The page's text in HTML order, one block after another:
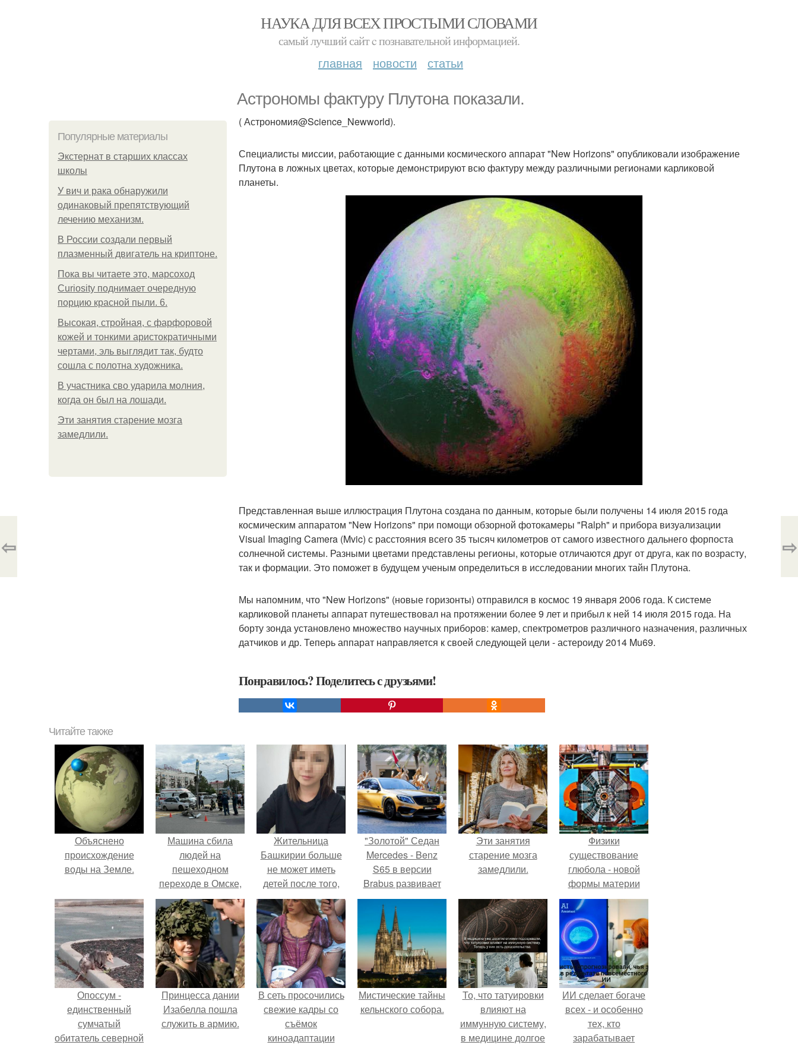
НАУКА ДЛЯ ВСЕХ ПРОСТЫМИ СЛОВАМИ
самый лучший сайт c познавательной информацией.
главная новости статьи
Астрономы фактуру Плутона показали.
Популярные материалы
Экстернат в старших классах
школы
У вич и рака обнаружили
одинаковый препятствующий
лечению механизм.
В России создали первый
плазменный двигатель на криптоне.
Пока вы читаете это, марсоход
Curiosity поднимает очередную
порцию красной пыли. 6.
Высокая, стройная, с фарфоровой
кожей и тонкими аристократичными
чертами, эль выглядит так, будто
сошла с полотна художника.
В участника сво ударила молния,
когда он был на лошади.
Эти занятия старение мозга
замедлили.
( Астрономия@Science_Newworld).
Специалисты миссии, работающие с данными космического аппарат "New Horizons" опубликовали изображение
Плутона в ложных цветах, которые демонстрируют всю фактуру между различными регионами карликовой
планеты.
Представленная выше иллюстрация Плутона создана по данным, которые были получены 14 июля 2015 года
космическим аппаратом "New Horizons" при помощи обзорной фотокамеры "Ralph" и прибора визуализации
Visual Imaging Camera (Mvic) с расстояния всего 35 тысяч километров от самого известного дальнего форпоста
солнечной системы. Разными цветами представлены регионы, которые отличаются друг от друга, как по возрасту,
так и формации. Это поможет в будущем ученым определиться в исследовании многих тайн Плутона.
Мы напомним, что "New Horizons" (новые горизонты) отправился в космос 19 января 2006 года. К системе
карликовой планеты аппарат путешествовал на протяжении более 9 лет и прибыл к ней 14 июля 2015 года. На
борту зонда установлено множество научных приборов: камер, спектрометров различного назначения, различных
датчиков и др. Теперь аппарат направляется к своей следующей цели - астероиду 2014 Mu69.
Понравилось? Поделитесь с друзьями!
⇦ ⇨
Читайте также
Объяснено
происхождение
воды на Земле.
Машина сбила
людей на
пешеходном
переходе в Омске,
пострадали 8
человек.
Жительница
Башкирии больше
не может иметь
детей после того,
как медики сделали
ей аборт на шестом
месяце
беременности и
оставили в матке
плаценту.
"Золотой" Седан
Mercedes - Benz
S65 в версии
Brabus развивает
900 л. с.
Эти занятия
старение мозга
замедлили.
Физики
существование
глюбола - новой
формы материи
подтвердили.
Опоссум -
единственный
сумчатый
обитатель северной
Принцесса дании
Изабелла пошла
служить в армию.
В сеть просочились
свежие кадры со
съёмок
киноадаптации
Мистические тайны
кельнского собора.
То, что татуировки
влияют на
иммунную систему,
в медицине долгое
ИИ сделает богаче
всех - и особенно
тех, кто
зарабатывает